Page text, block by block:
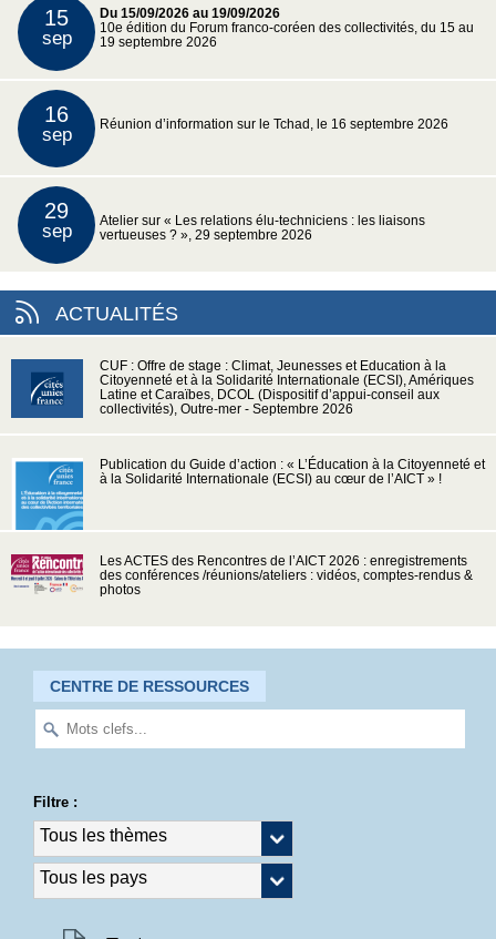
15
sep
Du 15/09/2026 au 19/09/2026
10e édition du Forum franco-coréen des collectivités, du 15 au
19 septembre 2026
16
sep Réunion d’information sur le Tchad, le 16 septembre 2026
29
sep
Atelier sur « Les relations élu-techniciens : les liaisons
vertueuses ? », 29 septembre 2026
ACTUALITÉS
CUF : Offre de stage : Climat, Jeunesses et Education à la
Citoyenneté et à la Solidarité Internationale (ECSI), Amériques
Latine et Caraïbes, DCOL (Dispositif d’appui-conseil aux
collectivités), Outre-mer - Septembre 2026
Publication du Guide d’action : « L’Éducation à la Citoyenneté et
à la Solidarité Internationale (ECSI) au cœur de l’AICT » !
Les ACTES des Rencontres de l’AICT 2026 : enregistrements
des conférences /réunions/ateliers : vidéos, comptes-rendus &
photos
CENTRE DE RESSOURCES
Filtre :